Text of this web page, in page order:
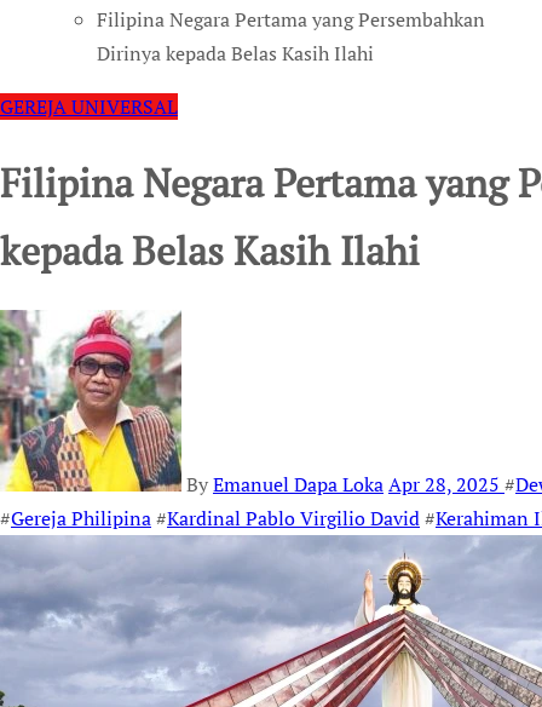
Filipina Negara Pertama yang Persembahkan
Dirinya kepada Belas Kasih Ilahi
GEREJA UNIVERSAL
Filipina Negara Pertama yang
kepada Belas Kasih Ilahi
ByEmanuel Dapa LokaApr 28, 2025 #
#Gereja Philipina#Kardinal Pablo Virgilio David#Kerahiman